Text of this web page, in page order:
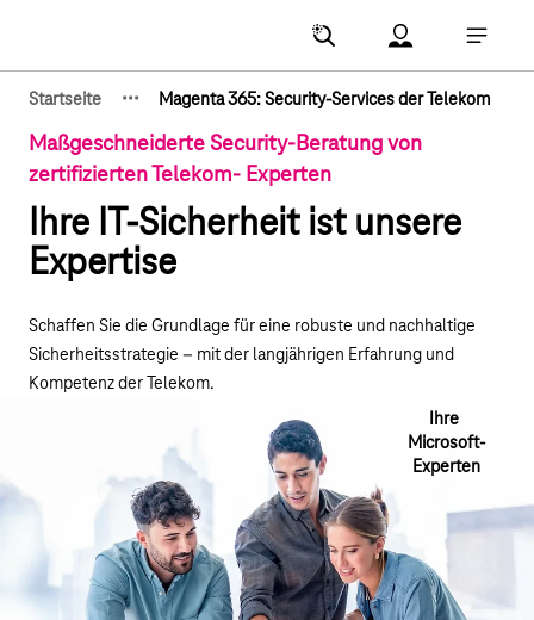
Account Menu
Startseite
Zeige verborgene Breadcrumb-Elemente
··· Magenta 365: Security-Services der Telekom
Maßgeschneiderte Security-Beratung von
zertifizierten Telekom- Experten
Ihre IT-Sicherheit ist unsere
Expertise
Schaffen Sie die Grundlage für eine robuste und nachhaltige
Sicherheitsstrategie – mit der langjährigen Erfahrung und
Kompetenz der Telekom.
Ihre
Microsoft-
Experten